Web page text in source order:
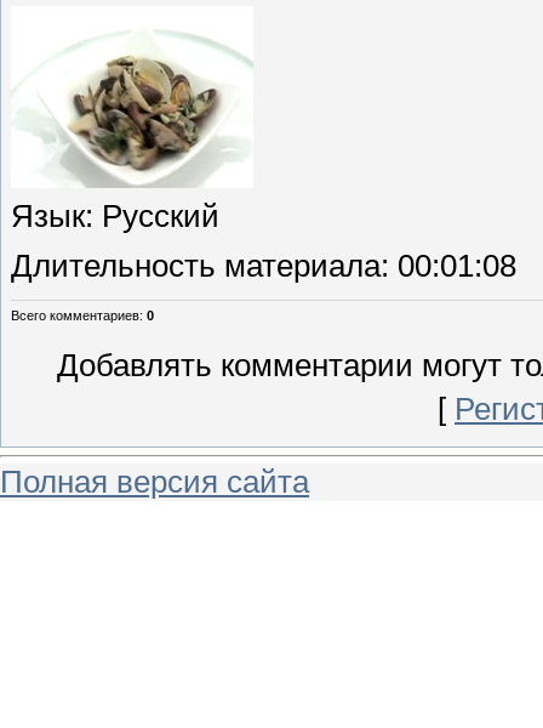
Язык: Русский
Длительность материала: 00:01:08
Всего комментариев: 0
Добавлять комментарии могут
[
Полная версия сайта